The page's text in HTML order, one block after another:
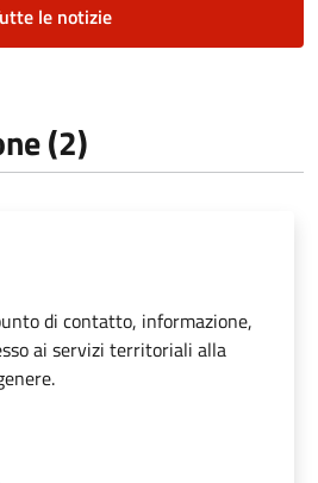
le notizie
(2)
di contatto, informazione,
ai servizi territoriali alla